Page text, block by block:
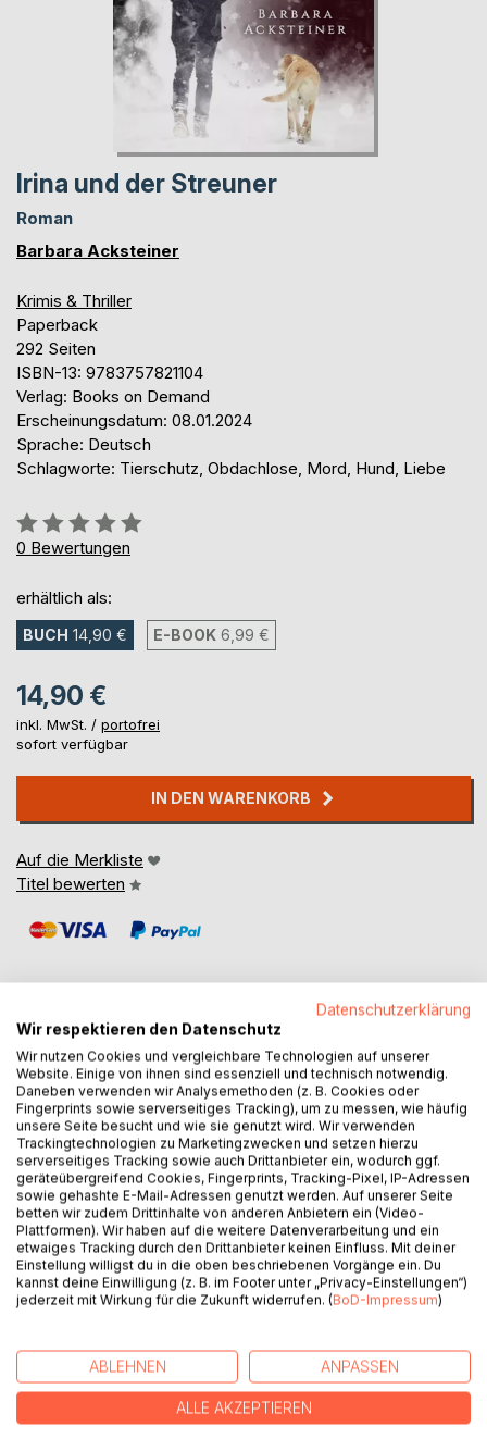
Irina und der Streuner
Roman
Barbara Acksteiner
Krimis & Thriller
Paperback
292 Seiten
ISBN-13: 9783757821104
Verlag: Books on Demand
Erscheinungsdatum: 08.01.2024
Sprache: Deutsch
Schlagworte: Tierschutz, Obdachlose, Mord, Hund, Liebe
Bewertung::
0%
0 Bewertungen
erhältlich als:
BUCH 14,90 € E-BOOK 6,99 €
14,90 €
inkl. MwSt. / portofrei
sofort verfügbar
IN DEN WARENKORB
Auf die Merkliste
Titel bewerten
BESCHREIBUNG
Irina und der Streuner, ein Titel, der normal und harmlos
klingen mag. Doch schaut man sich das Cover an und liest
den Klappentext, wird deutlich, dass es sich nicht um einen
Wohlfühlroman handelt. Im Buch selbst wird keine Trigger-
Warnung zu finden sein.
Irina und Hugo, eine Obdachlose und ein Streuner, beide
haben unendlich viel durchgemacht. Sie mussten
Grausames erleben, wurden gequält, gedemütigt und
wird, verrate ich an dieser Stelle nicht.
AUTOR/IN
Datenschutzerklärung
Wir respektieren den Datenschutz
Wir nutzen Cookies und vergleichbare Technologien auf unserer
Website. Einige von ihnen sind essenziell und technisch notwendig.
Daneben verwenden wir Analysemethoden (z. B. Cookies oder
Fingerprints sowie serverseitiges Tracking), um zu messen, wie häufig
unsere Seite besucht und wie sie genutzt wird. Wir verwenden
Trackingtechnologien zu Marketingzwecken und setzen hierzu
serverseitiges Tracking sowie auch Drittanbieter ein, wodurch ggf.
geräteübergreifend Cookies, Fingerprints, Tracking-Pixel, IP-Adressen
sowie gehashte E-Mail-Adressen genutzt werden. Auf unserer Seite
betten wir zudem Drittinhalte von anderen Anbietern ein (Video-
Plattformen). Wir haben auf die weitere Datenverarbeitung und ein
etwaiges Tracking durch den Drittanbieter keinen Einfluss. Mit deiner
Einstellung willigst du in die oben beschriebenen Vorgänge ein. Du
kannst deine Einwilligung (z. B. im Footer unter „Privacy-Einstellungen“)
jederzeit mit Wirkung für die Zukunft widerrufen. (BoD-Impressum)
ABLEHNEN ANPASSEN
ALLE AKZEPTIEREN